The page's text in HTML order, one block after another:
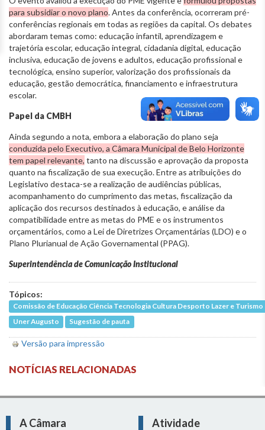
para subsidiar o novo plano. Antes da conferência, ocorreram pré-
conferências regionais em todas as regiões da capital. Os debates
abordaram temas como: educação infantil, aprendizagem e
trajetória escolar, educação integral, cidadania digital, educação
inclusiva, educação de jovens e adultos, educação profissional e
tecnológica, ensino superior, valorização dos profissionais da
educação, gestão democrática, financiamento e infraestrutura
escolar.
Papel da CMBH
Ainda segundo a nota, embora a elaboração do plano seja
conduzida pelo Executivo, a Câmara Municipal de Belo Horizonte
tem papel relevante, tanto na discussão e aprovação da proposta
quanto na fiscalização de sua execução. Entre as atribuições do
Legislativo destaca-se a realização de audiências públicas,
acompanhamento do cumprimento das metas, fiscalização da
aplicação dos recursos destinados à educação, e análise da
compatibilidade entre as metas do PME e os instrumentos
orçamentários, como a Lei de Diretrizes Orçamentárias (LDO) e o
Plano Plurianual de Ação Governamental (PPAG).
Superintendência de Comunicação Institucional
Tópicos:
Comissão de Educação Ciência Tecnologia Cultura Desporto Lazer e Turismo
Uner Augusto
Sugestão de pauta
Versão para impressão
NOTÍCIAS RELACIONADAS
A Câmara
Atividade